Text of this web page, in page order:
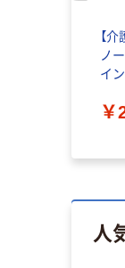
【
ノ
イン入り
ト
￥
人